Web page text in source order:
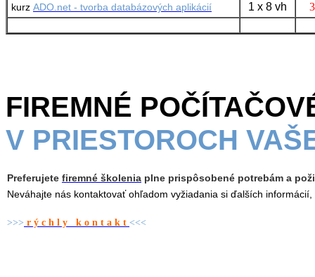
kurz ADO.net - tvorba databázových aplikácií 1 x 8 vh
FIREMNÉ
V PRIESTOROCH
Preferujete firemné školenia plne prispôsobené potrebám a
Neváhajte nás kontaktovať ohľadom vyžiadania si ďalších
>>> r ý c h l y k o n t a k t <<<